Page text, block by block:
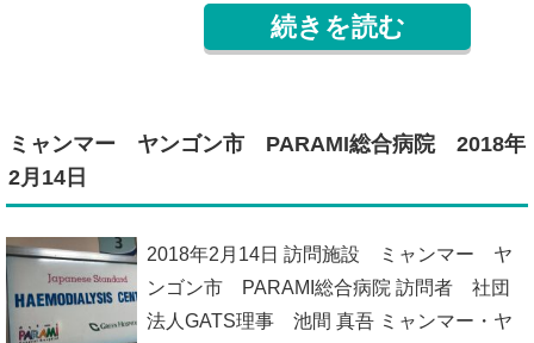
続きを読む
ミャンマー ヤンゴン市 PARAMI総合病院 2018年
2月14日
2018年2月14日 訪問施設 ミャンマー ヤ
ンゴン市 PARAMI総合病院 訪問者 社団
法人GATS理事 池間 真吾 ミャンマー・ヤ